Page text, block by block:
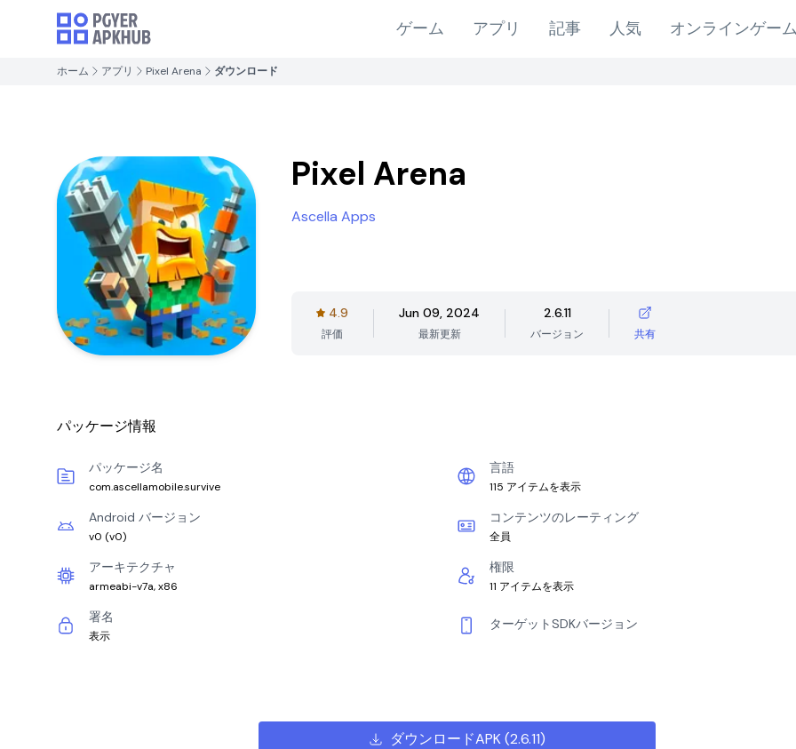
ゲーム アプリ 記事 人気 オンラインゲーム
ホーム アプリ Pixel Arena ダウンロード
Pixel Arena
Ascella Apps
4.9
評価
Jun 09, 2024
最新更新
2.6.11
バージョン 共有
パッケージ情報
パッケージ名
com.ascellamobile.survive
言語
115 アイテムを表示
Android バージョン
v0 (v0)
コンテンツのレーティング
全員
アーキテクチャ
armeabi-v7a, x86
権限
11 アイテムを表示
署名
表示
ターゲットSDKバージョン
ダウンロードAPK(2.6.11)